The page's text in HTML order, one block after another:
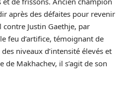
après des défaites pour revenir
Justin Gaethje, par
feu d’artifice, témoignant de
niveaux d’intensité élevés et
de Makhachev, il s’agit de son